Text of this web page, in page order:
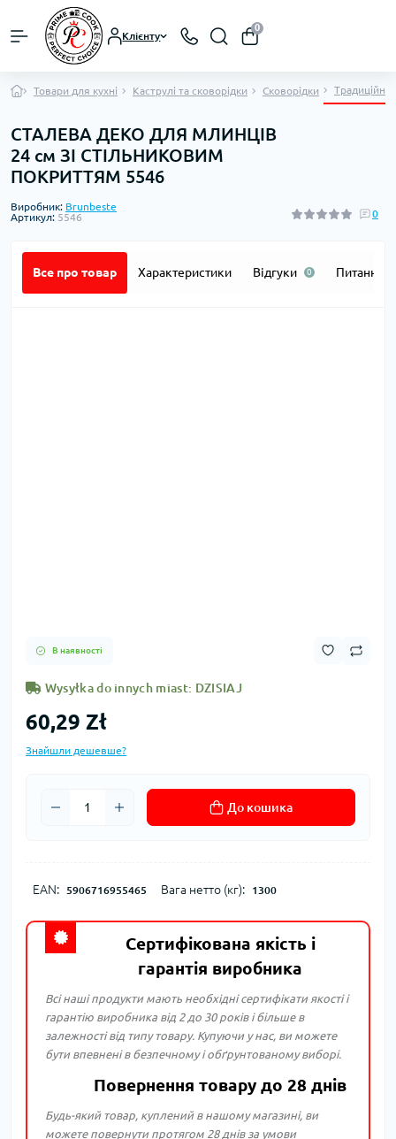
Клієнту
0
Товари для кухні Каструлі та сковорідки Сковорідки Традиційні
СТАЛЕВА ДЕКО ДЛЯ МЛИНЦІВ
24 см ЗІ СТІЛЬНИКОВИМ
ПОКРИТТЯМ 5546
Виробник: Brunbeste
Артикул: 5546 0
Все про товар Характеристики Відгуки 0 Питання
В наявності
Wysyłka do innych miast: DZISIAJ
60,29 Zł
Знайшли дешевше?
До кошика
EAN: 5906716955465 Вага нетто (кг): 1300
Сертифікована якість і
гарантія виробника
Всі наші продукти мають необхідні сертифікати якості і
гарантію виробника від 2 до 30 років і більше в
залежності від типу товару. Купуючи у нас, ви можете
бути впевнені в безпечному і обґрунтованому виборі.
Повернення товару до 28 днів
Будь-який товар, куплений в нашому магазині, ви
можете повернути протягом 28 днів за умови